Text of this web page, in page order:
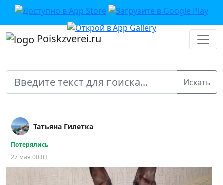
Poiskzverei.ru
Татьяна Гилетка
Потерялись
27 мая 00:03